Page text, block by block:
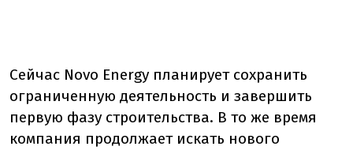
Сейчас Novo Energy планирует сохранить
ограниченную деятельность и завершить
первую фазу строительства. В то же время
компания продолжает искать нового